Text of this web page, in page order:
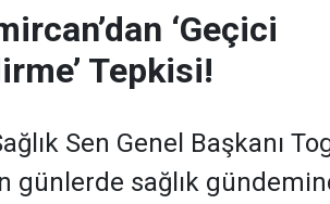
‘Geçici
Tepkisi!
Sen Genel Başkanı
günlerde sağlık